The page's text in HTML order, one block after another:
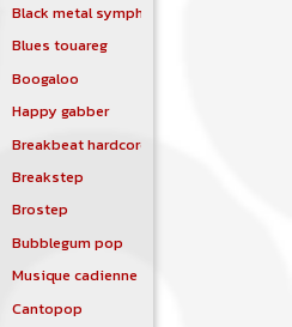
Black metal symphonique
Blues touareg
Boogaloo
Happy gabber
Breakbeat hardcore
Breakstep
Brostep
Bubblegum pop
Musique cadienne
Cantopop